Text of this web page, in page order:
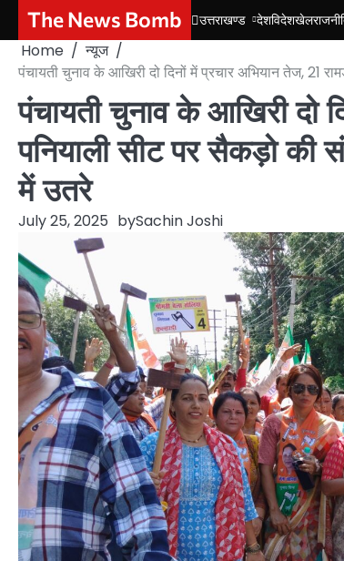
Skip
content
The News Bomb उत्तराखण्ड देशविदेशखेल
Home
न्यूज
पंचायती चुनाव के आखिरी दो दिनों में प्रचार अभियान तेज, 21
पंचायती चुनाव के आखिरी दो
पनियाली सीट पर सैकड़ो की
में उतरे
July 25, 2025 bySachin Joshi